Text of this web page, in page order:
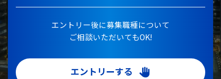
エントリー後に募集職種について
ご相談いただいてもOK!
エントリーする